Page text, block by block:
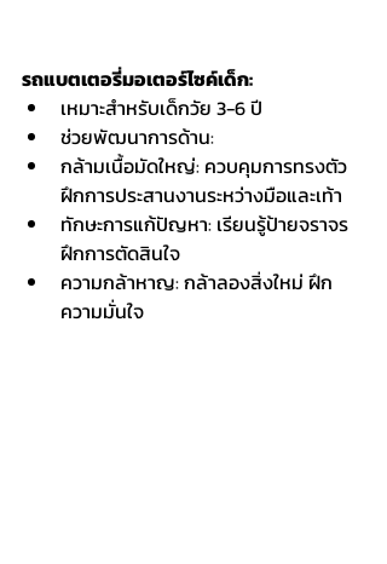
รถแบตเตอรี่มอเตอร์ไซค์เด็ก:
เหมาะสำหรับเด็กวัย 3-6 ปี
ช่วยพัฒนาการด้าน:
กล้ามเนื้อมัดใหญ่: ควบคุมการทรงตัว
ฝึกการประสานงานระหว่างมือและเท้า
ทักษะการแก้ปัญหา: เรียนรู้ป้ายจราจร
ฝึกการตัดสินใจ
ความกล้าหาญ: กล้าลองสิ่งใหม่ ฝึก
ความมั่นใจ